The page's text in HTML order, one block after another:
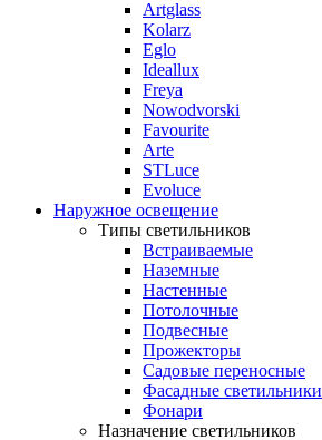
Artglass
Kolarz
Eglo
Ideallux
Freya
Nowodvorski
Favourite
Arte
STLuce
Evoluce
Наружное освещение
Типы светильников
Встраиваемые
Наземные
Настенные
Потолочные
Подвесные
Прожекторы
Садовые переносные
Фасадные светильники
Фонари
Назначение светильников